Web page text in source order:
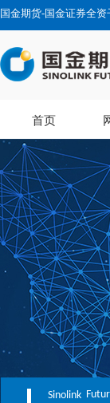
国金期货-国金证券全资
首页
Sinolink